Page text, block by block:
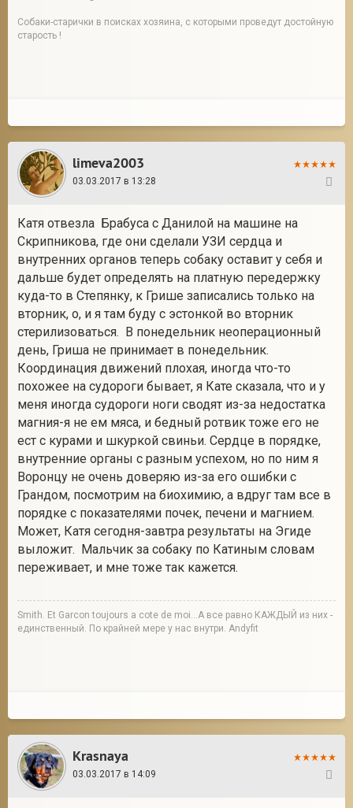
Собаки-старички в поисках хозяина, с которыми проведут достойную
старость !
limeva2003
03.03.2017 в 13:28
Катя отвезла Брабуса с Данилой на машине на
Скрипникова, где они сделали УЗИ сердца и
внутренних органов теперь собаку оставит у себя и
дальше будет определять на платную передержку
куда-то в Степянку, к Грише записались только на
вторник, о, и я там буду с эстонкой во вторник
стерилизоваться. В понедельник неоперационный
день, Гриша не принимает в понедельник.
Координация движений плохая, иногда что-то
похожее на судороги бывает, я Кате сказала, что и у
меня иногда судороги ноги сводят из-за недостатка
магния-я не ем мяса, и бедный ротвик тоже его не
ест с курами и шкуркой свиньи. Сердце в порядке,
внутренние органы с разным успехом, но по ним я
Воронцу не очень доверяю из-за его ошибки с
Грандом, посмотрим на биохимию, а вдруг там все в
порядке с показателями почек, печени и магнием.
Может, Катя сегодня-завтра результаты на Эгиде
выложит. Мальчик за собаку по Катиным словам
переживает, и мне тоже так кажется.
Smith. Et Garcon toujours a cote de moi...А все равно КАЖДЫЙ из них -
единственный. По крайней мере у нас внутри. Andyfit
Krasnaya
03.03.2017 в 14:09